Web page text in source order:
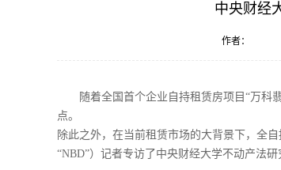
中央财经
作者：
随着全国首个企业自持租赁房项目“万科
点。
除此之外，在当前租赁市场的大背景下，全
“NBD”）记者专访了中央财经大学不动产法研